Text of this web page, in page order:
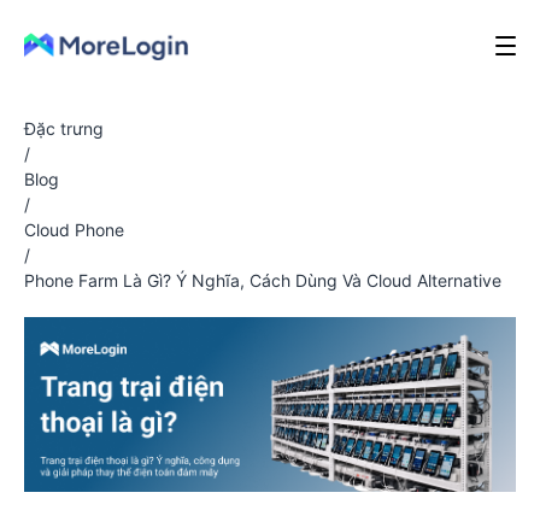
Đặc trưng
/
Blog
/
Cloud Phone
/
Phone Farm Là Gì? Ý Nghĩa, Cách Dùng Và Cloud Alternative